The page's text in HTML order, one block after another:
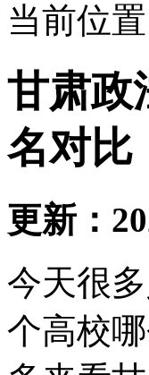
当前位置
甘肃政
名对比
更新：
今天很
个高校